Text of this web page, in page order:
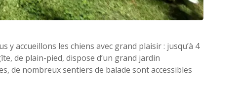
accueillons les chiens avec grand plaisir : jusqu’à 4
de plain-pied, dispose d’un grand jardin
de nombreux sentiers de balade sont accessibles